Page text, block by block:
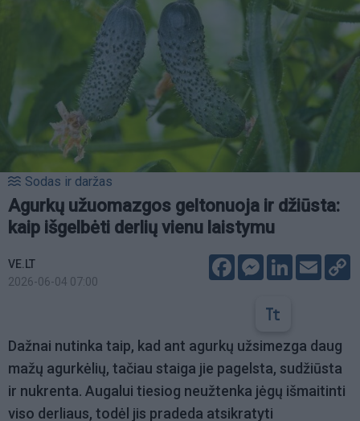
Sodas ir daržas
Agurkų užuomazgos geltonuoja ir džiūsta:
kaip išgelbėti derlių vienu laistymu
VE.LT
2026-06-04 07:00
FacebookMessenger
LinkedIn
Email
Dažnai nutinka taip, kad ant agurkų užsimezga daug
mažų agurkėlių, tačiau staiga jie pagelsta, sudžiūsta
ir nukrenta. Augalui tiesiog neužtenka jėgų išmaitinti
viso derliaus, todėl jis pradeda atsikratyti